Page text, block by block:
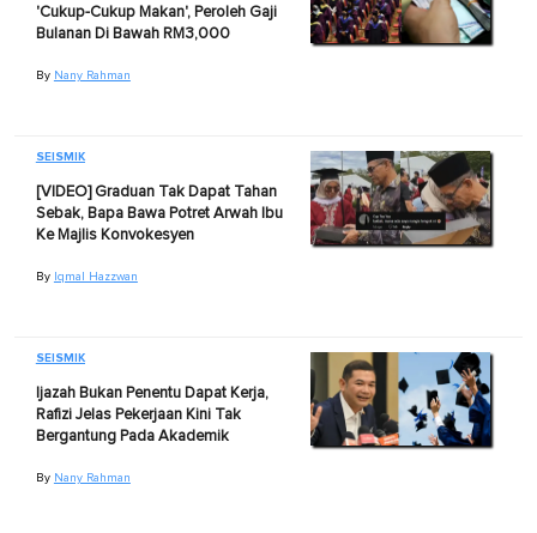
'Cukup-Cukup Makan', Peroleh Gaji
Bulanan Di Bawah RM3,000
By Nany Rahman
SEISMIK
[VIDEO] Graduan Tak Dapat Tahan
Sebak, Bapa Bawa Potret Arwah Ibu
Ke Majlis Konvokesyen
By Iqmal Hazzwan
SEISMIK
Ijazah Bukan Penentu Dapat Kerja,
Rafizi Jelas Pekerjaan Kini Tak
Bergantung Pada Akademik
By Nany Rahman